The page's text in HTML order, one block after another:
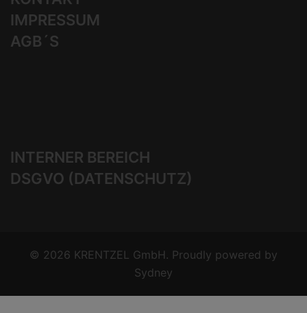
IMPRESSUM
AGB´S
INTERNER BEREICH
DSGVO (DATENSCHUTZ)
© 2026 KRENTZEL GmbH. Proudly powered by
Sydney